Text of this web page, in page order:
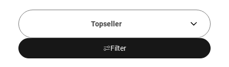
Topseller
Filter